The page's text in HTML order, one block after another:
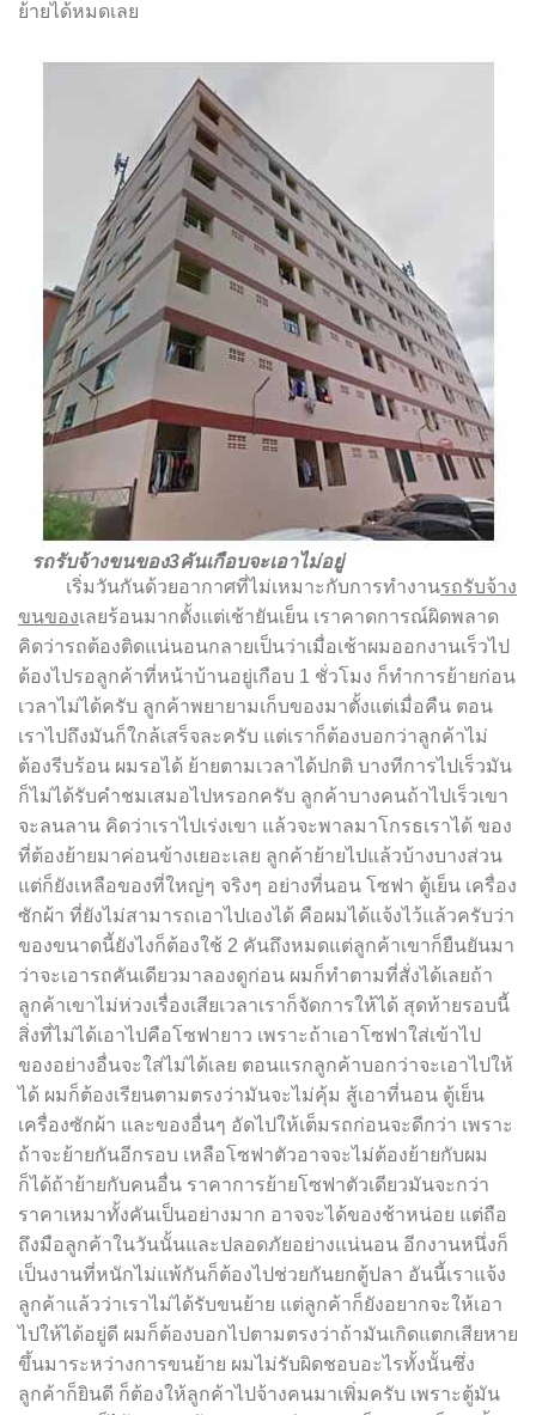
ย้ายได้หมดเลย
รถรับจ้างขนของ3คันเกือบจะเอาไม่อยู่
เริ่มวันกันด้วยอากาศที่ไม่เหมาะกับการทำงานรถรับจ้าง
ขนของเลยร้อนมากตั้งแต่เช้ายันเย็น เราคาดการณ์ผิดพลาด
คิดว่ารถต้องติดแน่นอนกลายเป็นว่าเมื่อเช้าผมออกงานเร็วไป
ต้องไปรอลูกค้าที่หน้าบ้านอยู่เกือบ 1 ชั่วโมง ก็ทำการย้ายก่อน
เวลาไม่ได้ครับ ลูกค้าพยายามเก็บของมาตั้งแต่เมื่อคืน ตอน
เราไปถึงมันก็ใกล้เสร็จละครับ แต่เราก็ต้องบอกว่าลูกค้าไม่
ต้องรีบร้อน ผมรอได้ ย้ายตามเวลาได้ปกติ บางทีการไปเร็วมัน
ก็ไม่ได้รับคำชมเสมอไปหรอกครับ ลูกค้าบางคนถ้าไปเร็วเขา
จะลนลาน คิดว่าเราไปเร่งเขา แล้วจะพาลมาโกรธเราได้ ของ
ที่ต้องย้ายมาค่อนข้างเยอะเลย ลูกค้าย้ายไปแล้วบ้างบางส่วน
แต่ก็ยังเหลือของที่ใหญ่ๆ จริงๆ อย่างที่นอน โซฟา ตู้เย็น เครื่อง
ซักผ้า ที่ยังไม่สามารถเอาไปเองได้ คือผมได้แจ้งไว้แล้วครับว่า
ของขนาดนี้ยังไงก็ต้องใช้ 2 คันถึงหมดแต่ลูกค้าเขาก็ยืนยันมา
ว่าจะเอารถคันเดียวมาลองดูก่อน ผมก็ทำตามที่สั่งได้เลยถ้า
ลูกค้าเขาไม่ห่วงเรื่องเสียเวลาเราก็จัดการให้ได้ สุดท้ายรอบนี้
สิ่งที่ไม่ได้เอาไปคือโซฟายาว เพราะถ้าเอาโซฟาใส่เข้าไป
ของอย่างอื่นจะใส่ไม่ได้เลย ตอนแรกลูกค้าบอกว่าจะเอาไปให้
ได้ ผมก็ต้องเรียนตามตรงว่ามันจะไม่คุ้ม สู้เอาที่นอน ตู้เย็น
เครื่องซักผ้า และของอื่นๆ อัดไปให้เต็มรถก่อนจะดีกว่า เพราะ
ถ้าจะย้ายกันอีกรอบ เหลือโซฟาตัวอาจจะไม่ต้องย้ายกับผม
ก็ได้ถ้าย้ายกับคนอื่น ราคาการย้ายโซฟาตัวเดียวมันจะกว่า
ราคาเหมาทั้งคันเป็นอย่างมาก อาจจะได้ของช้าหน่อย แต่ถือ
ถึงมือลูกค้าในวันนั้นและปลอดภัยอย่างแน่นอน อีกงานหนึ่งก็
เป็นงานที่หนักไม่แพ้กันก็ต้องไปช่วยกันยกตู้ปลา อันนี้เราแจ้ง
ลูกค้าแล้วว่าเราไม่ได้รับขนย้าย แต่ลูกค้าก็ยังอยากจะให้เอา
ไปให้ได้อยู่ดี ผมก็ต้องบอกไปตามตรงว่าถ้ามันเกิดแตกเสียหาย
ขึ้นมาระหว่างการขนย้าย ผมไม่รับผิดชอบอะไรทั้งนั้นซึ่ง
ลูกค้าก็ยินดี ก็ต้องให้ลูกค้าไปจ้างคนมาเพิ่มครับ เพราะตู้มัน